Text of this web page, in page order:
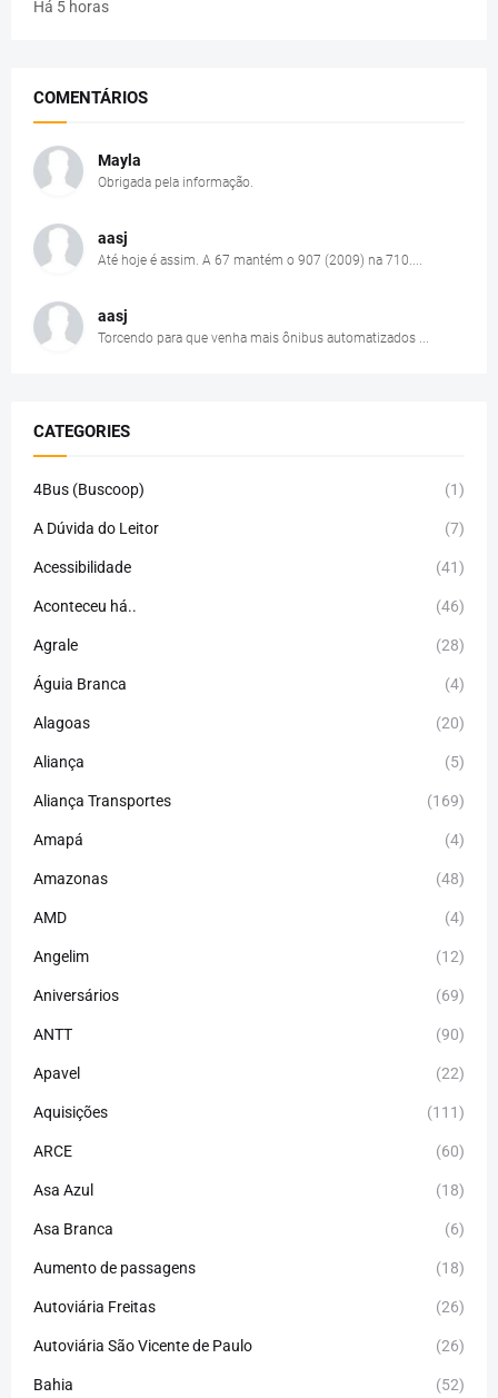
Há 5 horas
COMENTÁRIOS
Mayla
Obrigada pela informação.
aasj
Até hoje é assim. A 67 mantém o 907 (2009) na 710....
aasj
Torcendo para que venha mais ônibus automatizados ...
CATEGORIES
4Bus (Buscoop) (1)
A Dúvida do Leitor (7)
Acessibilidade (41)
Aconteceu há.. (46)
Agrale (28)
Águia Branca (4)
Alagoas (20)
Aliança (5)
Aliança Transportes (169)
Amapá (4)
Amazonas (48)
AMD (4)
Angelim (12)
Aniversários (69)
ANTT (90)
Apavel (22)
Aquisições (111)
ARCE (60)
Asa Azul (18)
Asa Branca (6)
Aumento de passagens (18)
Autoviária Freitas (26)
Autoviária São Vicente de Paulo (26)
Bahia (52)